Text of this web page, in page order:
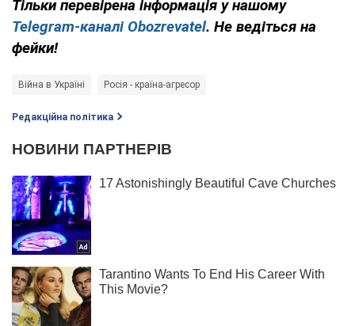
Тільки перевірена інформація у нашому
Telegram-каналі Obozrevatel. Не ведіться на
фейки!
Війна в Україні Росія - країна-агресор
Редакційна політика